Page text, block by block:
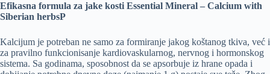
Efikasna formula za jake kosti Essential Mineral – Calcium with
Siberian herbsP
Kalcijum je potreban ne samo za formiranje jakog koštanog tkiva, već i
za pravilno funkcionisanje kardiovaskularnog, nervnog i hormonskog
sistema. Sa godinama, sposobnost da se apsorbuje iz hrane opada i